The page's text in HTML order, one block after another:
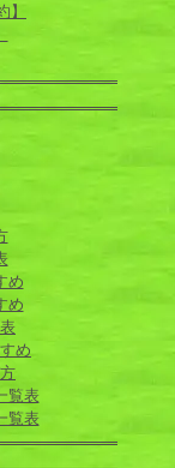
め
め
め
覧表
覧表